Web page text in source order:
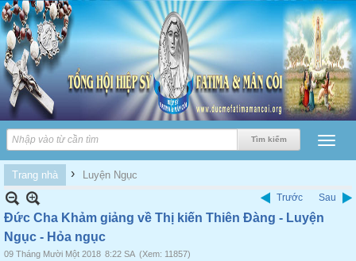
Trang nhà › Luyện Ngục
Trước Sau
Đức Cha Khảm giảng về Thị kiến Thiên Đàng - Luyện
Ngục - Hỏa ngục
09 Tháng Mười Một 2018 8:22 SA (Xem: 11857)